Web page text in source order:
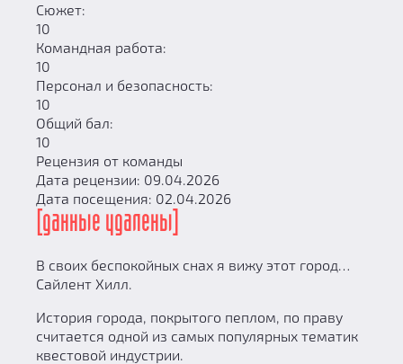
Сюжет:
10
Командная работа:
10
Персонал и безопасность:
10
Общий бал:
10
Рецензия от команды
Дата рецензии: 09.04.2026
Дата посещения: 02.04.2026
[данные удалены]
В своих беспокойных снах я вижу этот город…
Сайлент Хилл.
История города, покрытого пеплом, по праву
считается одной из самых популярных тематик
квестовой индустрии.